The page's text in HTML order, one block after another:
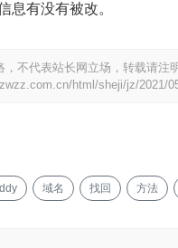
息有没有被改。
，不代表站长网立场，转载请注
html/sheji/jz/2021/
域名 找回 方法